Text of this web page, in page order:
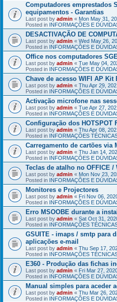
Computadores emprestados
equipamentos - Garantias
Last post by admin « Mon May 31,
Posted in INFORMAÇÕES E
DESACTIVAÇÃO DE
Last post by admin « Wed May 26,
Posted in INFORMAÇÕES E
Office nos computadores
Last post by admin « Tue May 04,
Posted in INFORMAÇÕES E
Chave de acesso WIFI AP Kit
Last post by admin « Thu Apr 29,
Posted in INFORMAÇÕES E
Activação microfone nas
Last post by admin « Tue Apr 27,
Posted in INFORMAÇÕES E
Configuração dos HOTSPOT
Last post by admin « Thu Apr 08,
Posted in INFORMAÇÕES
Carregamento de cartões via
Last post by admin « Thu Jan 14,
Posted in INFORMAÇÕES E
Teclas de atalho no OFFICE /
Last post by admin « Mon Nov 23,
Posted in INFORMAÇÕES E
Monitores e Projectores
Last post by admin « Fri Nov 06,
Posted in INFORMAÇÕES E
Erro MSOOBE durante a
Last post by admin « Sat Oct 31,
Posted in INFORMAÇÕES
GSUITE - imaps / smtp para
aplicações e-mail
Last post by admin « Thu Sep 17,
Posted in INFORMAÇÕES
E360 - Produção das fichas
Last post by admin « Fri Mar 27,
Posted in INFORMAÇÕES E
Manual simples para aceder
Last post by admin « Thu Mar 26,
Posted in INFORMAÇÕES E